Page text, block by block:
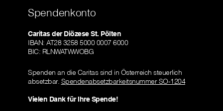
Spendenkonto
Caritas der Diözese St. Pölten
IBAN: AT28 3258 5000 0007 6000
BIC: RLNWATWWOBG
Spenden an die Caritas sind in Österreich steuerlich
absetzbar. Spendenabsetzbarkeitsnummer SO-1204
Vielen Dank für Ihre Spende!